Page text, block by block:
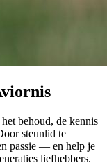
behoud, de kennis
steunlid te
passie — en help je
liefhebbers.